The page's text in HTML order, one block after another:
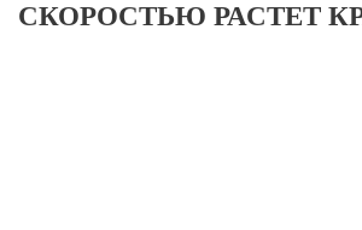
СКОРОСТЬЮ РАСТЕТ